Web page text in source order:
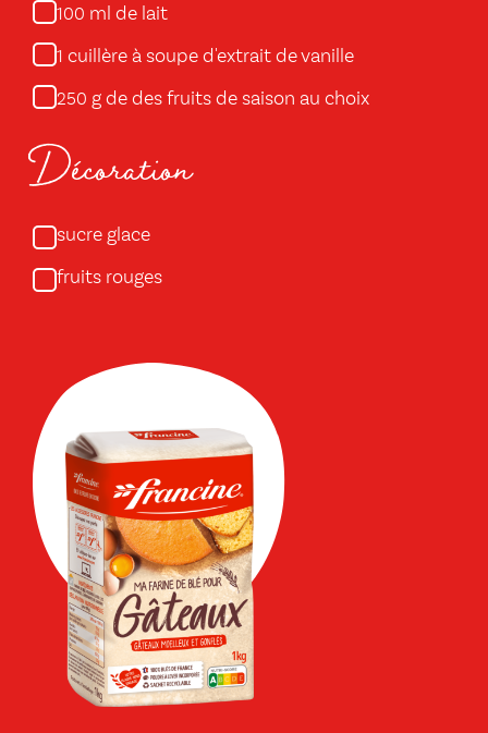
100 ml de lait
1 cuillère à soupe d'extrait de vanille
250 g de des fruits de saison au choix
Décoration
sucre glace
fruits rouges